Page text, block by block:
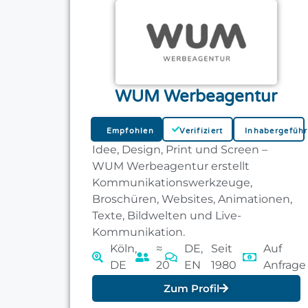
WUM Werbeagentur
Empfohlen Verifiziert
Idee, Design, Print und Screen –
WUM Werbeagentur erstellt
Kommunikationswerkzeuge,
Broschüren, Websites, Animationen,
Texte, Bildwelten und Live-
Kommunikation.
Köln,
DE
≈
20
DE,
EN
Seit
1980
Auf
Anfrage
Zum Profil